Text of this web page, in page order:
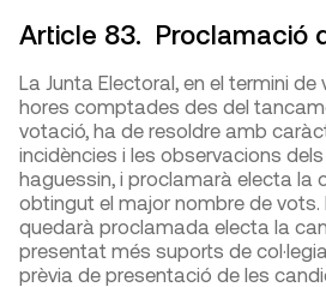
Article 83. Proclamació
La Junta Electoral, en el termini
hores comptades des del
votació, ha de resoldre amb
incidències i les observacions
haguessin, i proclamarà electa la
obtingut el major nombre de vots.
quedarà proclamada electa la
presentat més suports de
prèvia de presentació de les